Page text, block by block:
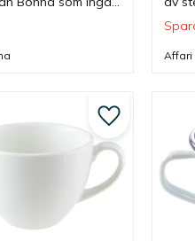
kaffefat.
har
Affari
Lägg till i